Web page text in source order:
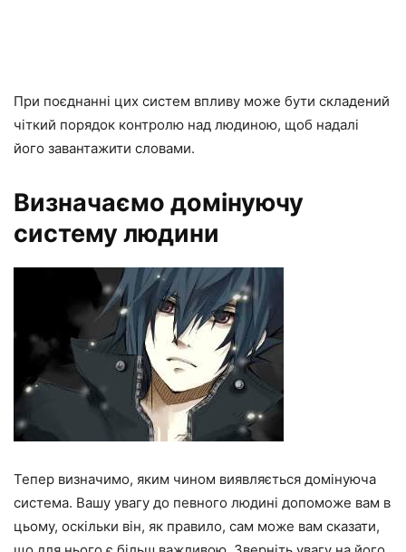
При поєднанні цих систем впливу може бути складений
чіткий порядок контролю над людиною, щоб надалі
його завантажити словами.
Визначаємо домінуючу
систему людини
Тепер визначимо, яким чином виявляється домінуюча
система. Вашу увагу до певного людині допоможе вам в
цьому, оскільки він, як правило, сам може вам сказати,